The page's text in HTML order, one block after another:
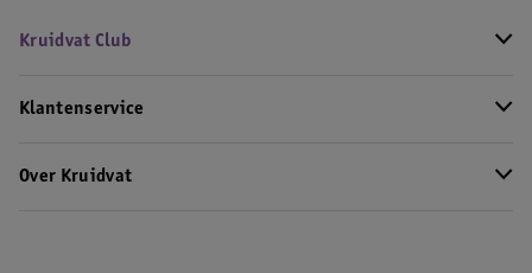
Kruidvat Club
Klantenservice
Over Kruidvat